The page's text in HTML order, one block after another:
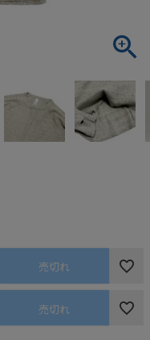
売切れ
売切れ